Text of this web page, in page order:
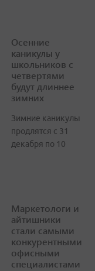
Осенние
каникулы у
школьников с
четвертями
будут длиннее
зимних
Зимние каникулы
продлятся с 31
декабря по 10
Маркетологи и
айтишники
стали самыми
конкурентными
офисными
специалистами